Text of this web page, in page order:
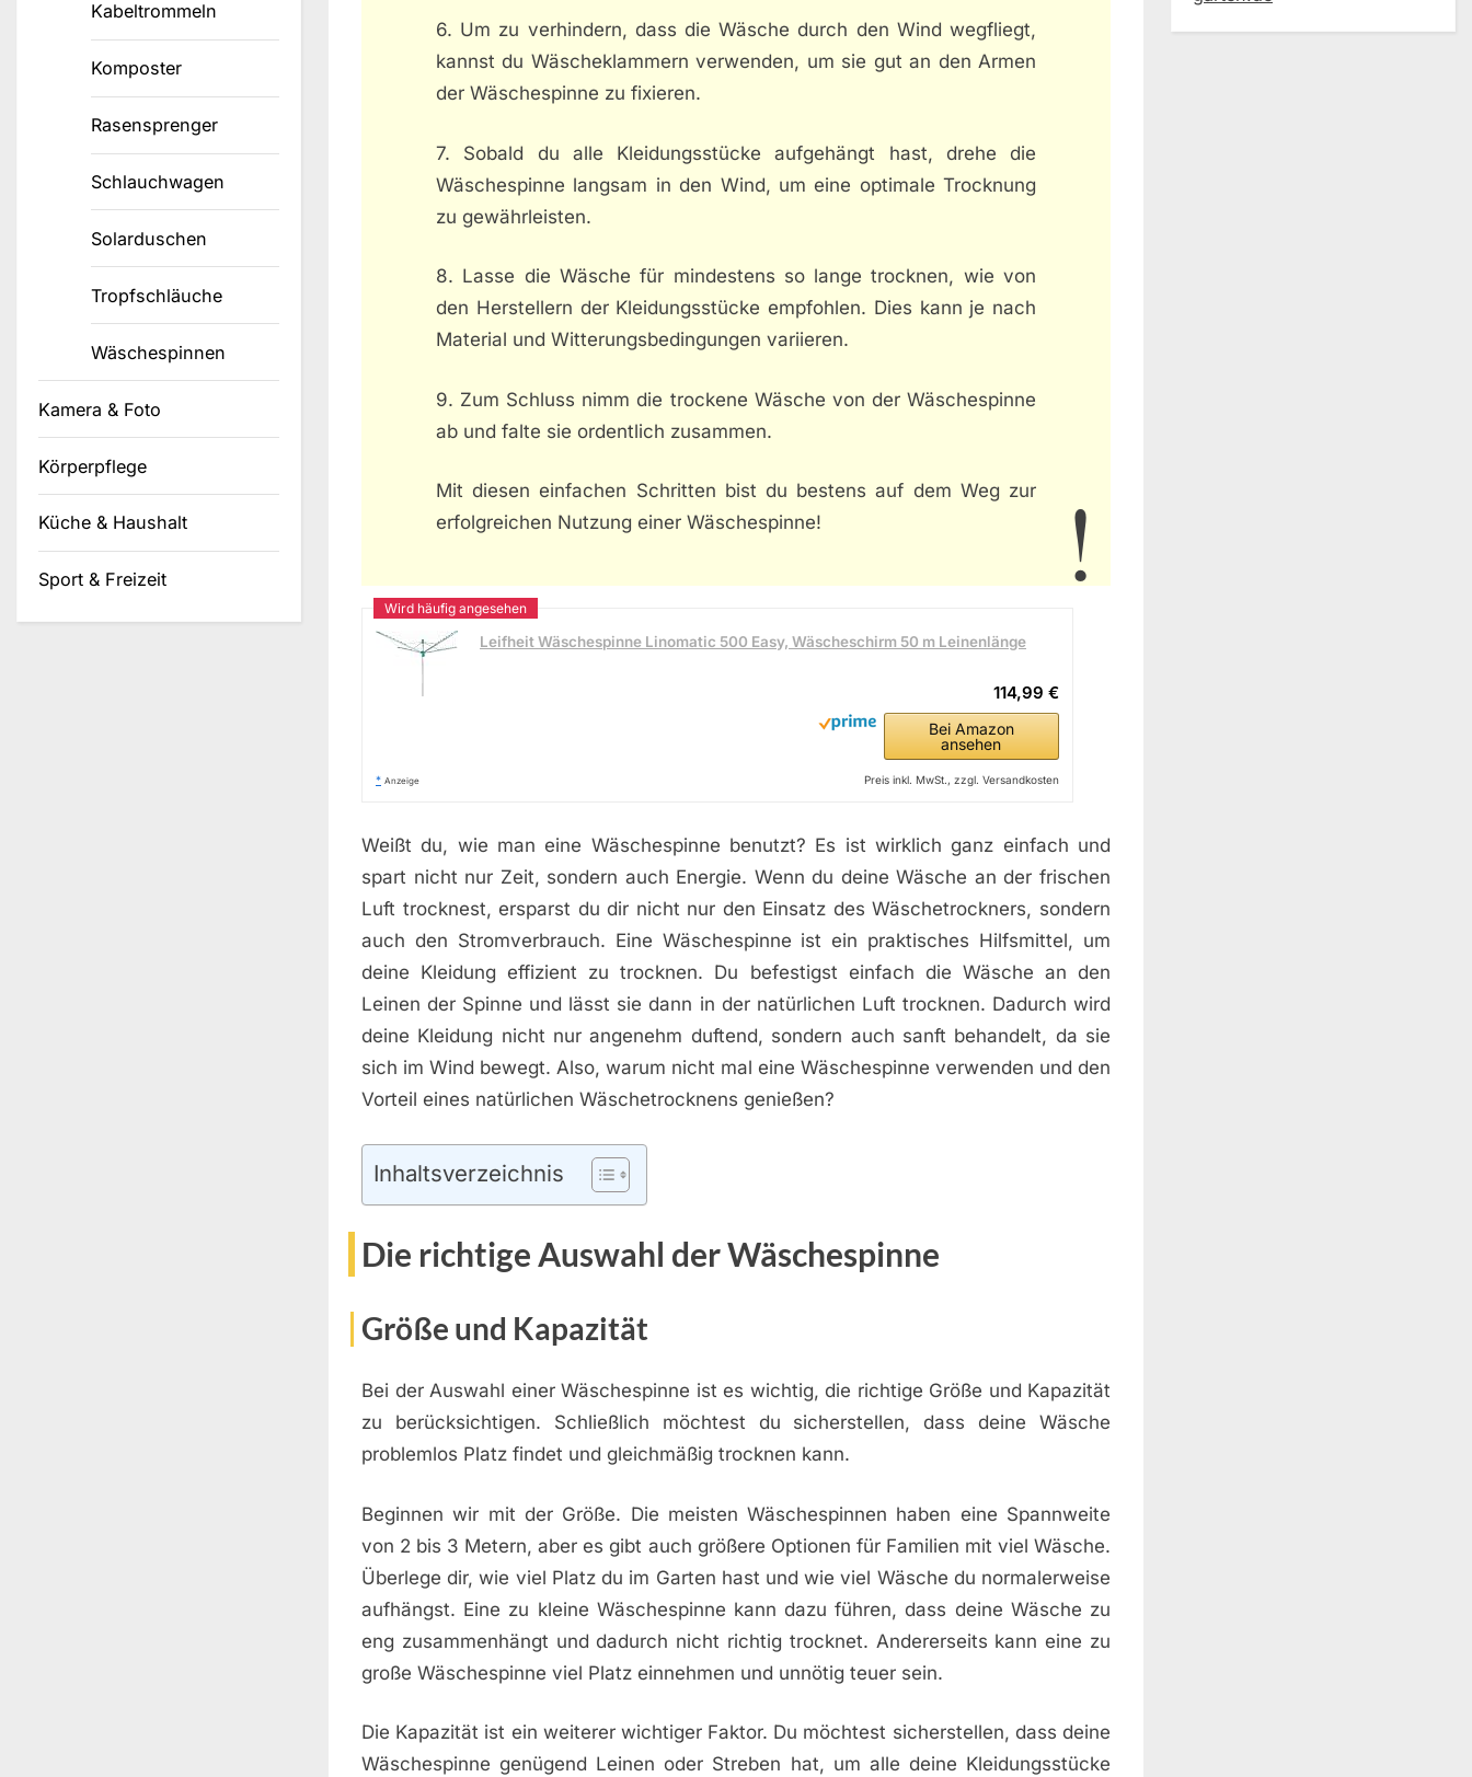
6. Um zu verhindern, dass die Wäsche durch den Wind wegfliegt,
kannst du Wäscheklammern verwenden, um sie gut an den Armen
der Wäschespinne zu fixieren.
7. Sobald du alle Kleidungsstücke aufgehängt hast, drehe die
Wäschespinne langsam in den Wind, um eine optimale Trocknung
zu gewährleisten.
8. Lasse die Wäsche für mindestens so lange trocknen, wie von
den Herstellern der Kleidungsstücke empfohlen. Dies kann je nach
Material und Witterungsbedingungen variieren.
9. Zum Schluss nimm die trockene Wäsche von der Wäschespinne
ab und falte sie ordentlich zusammen.
Mit diesen einfachen Schritten bist du bestens auf dem Weg zur
erfolgreichen Nutzung einer Wäschespinne!
Leifheit Wäschespinne Linomatic 500 Easy, Wäscheschirm 50 m Leinenlänge
114,99 €
Bei Amazon
ansehen
* Anzeige Preis inkl. MwSt., zzgl. Versandkosten
Weißt du, wie man eine Wäschespinne benutzt? Es ist wirklich ganz einfach und
spart nicht nur Zeit, sondern auch Energie. Wenn du deine Wäsche an der frischen
Luft trocknest, ersparst du dir nicht nur den Einsatz des Wäschetrockners, sondern
auch den Stromverbrauch. Eine Wäschespinne ist ein praktisches Hilfsmittel, um
deine Kleidung effizient zu trocknen. Du befestigst einfach die Wäsche an den
Leinen der Spinne und lässt sie dann in der natürlichen Luft trocknen. Dadurch wird
deine Kleidung nicht nur angenehm duftend, sondern auch sanft behandelt, da sie
sich im Wind bewegt. Also, warum nicht mal eine Wäschespinne verwenden und den
Vorteil eines natürlichen Wäschetrocknens genießen?
Inhaltsverzeichnis
Die richtige Auswahl der Wäschespinne
Größe und Kapazität
Bei der Auswahl einer Wäschespinne ist es wichtig, die richtige Größe und Kapazität
zu berücksichtigen. Schließlich möchtest du sicherstellen, dass deine Wäsche
problemlos Platz findet und gleichmäßig trocknen kann.
Beginnen wir mit der Größe. Die meisten Wäschespinnen haben eine Spannweite
von 2 bis 3 Metern, aber es gibt auch größere Optionen für Familien mit viel Wäsche.
Überlege dir, wie viel Platz du im Garten hast und wie viel Wäsche du normalerweise
aufhängst. Eine zu kleine Wäschespinne kann dazu führen, dass deine Wäsche zu
eng zusammenhängt und dadurch nicht richtig trocknet. Andererseits kann eine zu
große Wäschespinne viel Platz einnehmen und unnötig teuer sein.
Die Kapazität ist ein weiterer wichtiger Faktor. Du möchtest sicherstellen, dass deine
Wäschespinne genügend Leinen oder Streben hat, um alle deine Kleidungsstücke
Kabeltrommeln
Komposter
Rasensprenger
Schlauchwagen
Solarduschen
Tropfschläuche
Wäschespinnen
Kamera & Foto
Körperpflege
Küche & Haushalt
Sport & Freizeit